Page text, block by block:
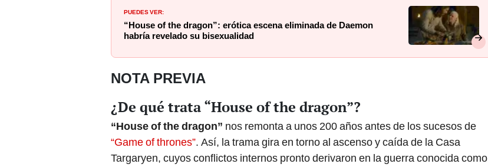
PUEDES VER:
“House of the dragon”: erótica escena eliminada de Daemon
habría revelado su bisexualidad
NOTA PREVIA
¿De qué trata “House of the dragon”?
“House of the dragon” nos remonta a unos 200 años antes de los sucesos de
“Game of thrones”. Así, la trama gira en torno al ascenso y caída de la Casa
Targaryen, cuyos conflictos internos pronto derivaron en la guerra conocida como